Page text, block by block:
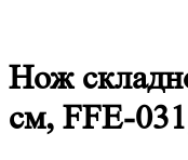
Нож
см, FFE-